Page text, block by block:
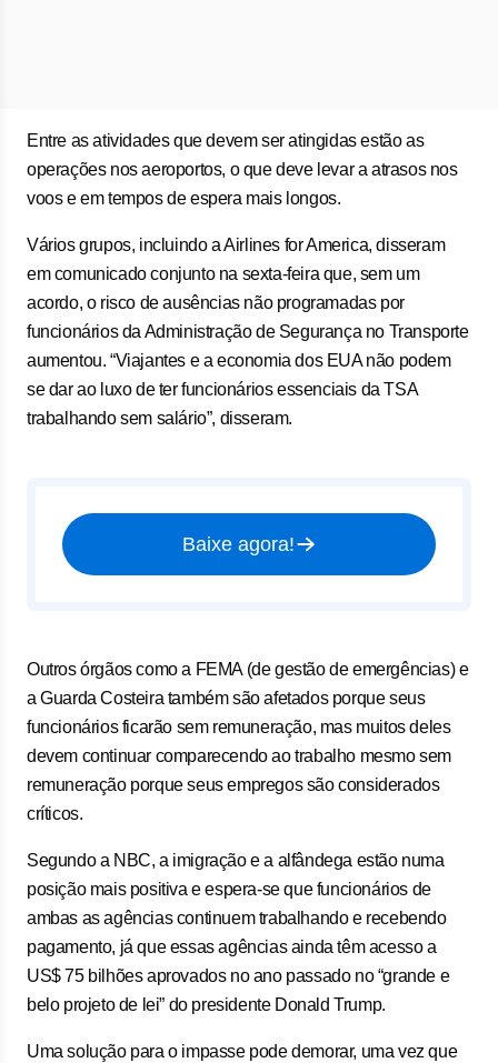
Entre as atividades que devem ser atingidas estão as
operações nos aeroportos, o que deve levar a atrasos nos
voos e em tempos de espera mais longos.
Vários grupos, incluindo a Airlines for America, disseram
em comunicado conjunto na sexta-feira que, sem um
acordo, o risco de ausências não programadas por
funcionários da Administração de Segurança no Transporte
aumentou. “Viajantes e a economia dos EUA não podem
se dar ao luxo de ter funcionários essenciais da TSA
trabalhando sem salário”, disseram.
Baixe agora!
Outros órgãos como a FEMA (de gestão de emergências) e
a Guarda Costeira também são afetados porque seus
funcionários ficarão sem remuneração, mas muitos deles
devem continuar comparecendo ao trabalho mesmo sem
remuneração porque seus empregos são considerados
críticos.
Segundo a NBC, a imigração e a alfândega estão numa
posição mais positiva e espera-se que funcionários de
ambas as agências continuem trabalhando e recebendo
pagamento, já que essas agências ainda têm acesso a
US$ 75 bilhões aprovados no ano passado no “grande e
belo projeto de lei” do presidente Donald Trump.
Uma solução para o impasse pode demorar, uma vez que